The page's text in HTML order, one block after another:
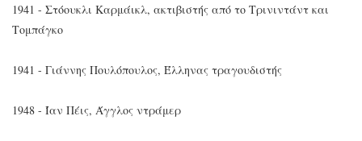
1941 - Στόουκλι Καρμάικλ, ακτιβιστής από το Τρινιντάντ και
Τομπάγκο
1941 - Γιάννης Πουλόπουλος, Έλληνας τραγουδιστής
1948 - Ίαν Πέις, Άγγλος ντράμερ